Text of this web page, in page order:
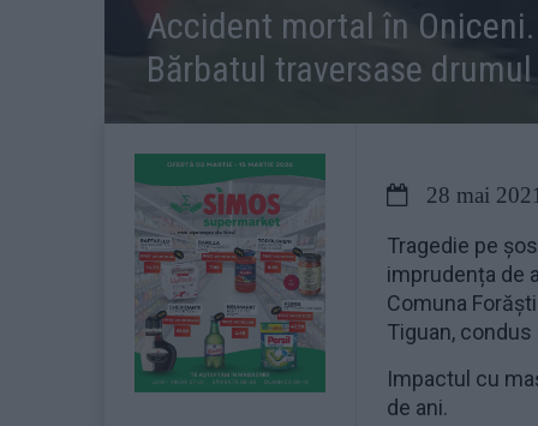
Accident mortal în
Bărbatul traversase
28 mai 2021
Tragedie pe
imprudența de
Comuna
Tiguan,
Impactul cu
de ani.